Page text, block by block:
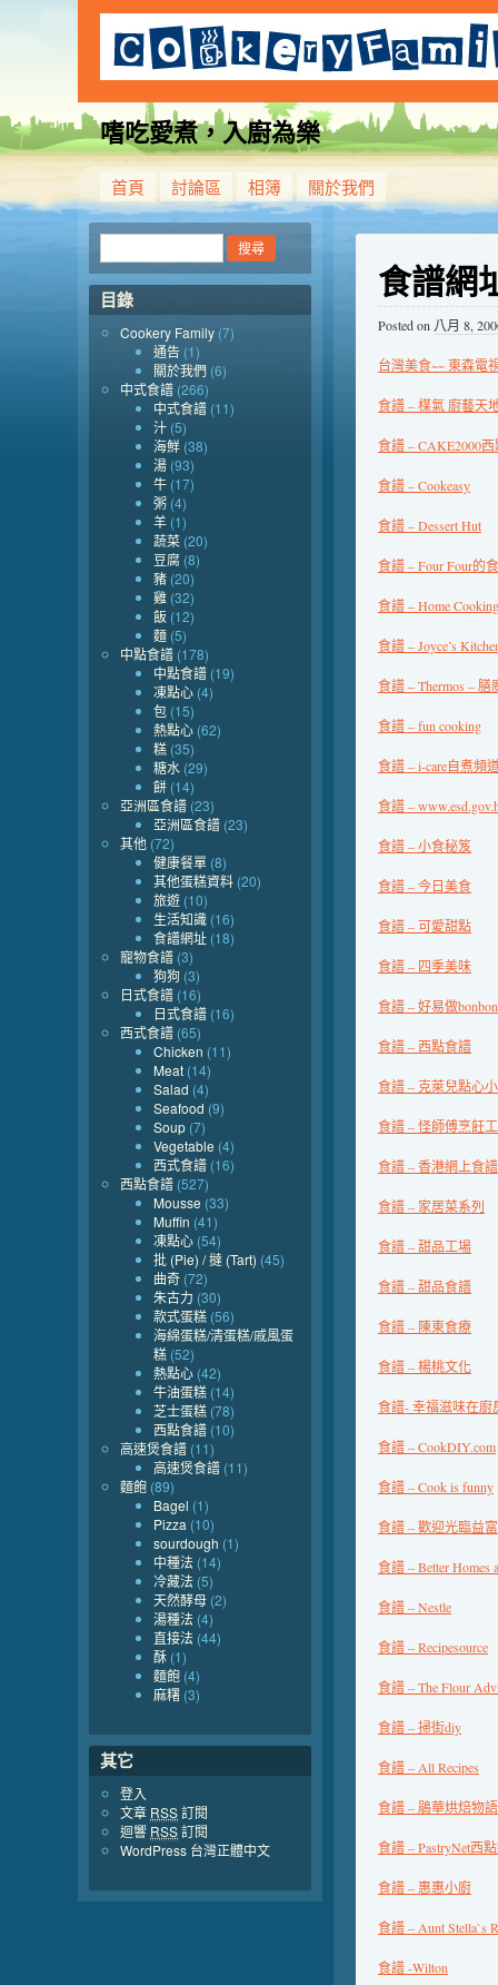
嗜吃愛煮，入廚為樂
首頁 討論區 相簿 關於我們
食譜網
Posted on 八月 8,
台灣美食~~ 東森電
食譜 – 楳氣 廚藝天
食譜 – CAKE2000
食譜 – Cookeasy
食譜 – Dessert Hut
食譜 – Four Four的
食譜 – Home
食譜 – Joyce’s
食譜 – Thermos –
食譜 – fun cooking
食譜 – i-care自煮頻
食譜 –
食譜 – 小食秘笈
食譜 – 今日美食
食譜 – 可愛甜點
食譜 – 四季美味
食譜 – 好易做
食譜 – 西點食譜
食譜 – 克萊兒點心
食譜 – 怪師傅烹飪
食譜 – 香港網上食譜
食譜 – 家居菜系列
食譜 – 甜品工場
食譜 – 甜品食譜
食譜 – 陳東食療
食譜 – 楊桃文化
食譜- 幸福滋味在廚
食譜 – CookDIY.com
食譜 – Cook is funny
食譜 – 歡迎光臨益
食譜 – Better Homes
食譜 – Nestle
食譜 – Recipesource
食譜 – The Flour
食譜 – 掃街diy
食譜 – All Recipes
食譜 – 鵑華烘焙物語
食譜 – PastryNet西
食譜 – 惠惠小廚
食譜 – Aunt Stella`s
食譜 -Wilton
目錄
Cookery Family (7)
通告 (1)
關於我們 (6)
中式食譜 (266)
中式食譜 (11)
汁 (5)
海鮮 (38)
湯 (93)
牛 (17)
粥 (4)
羊 (1)
蔬菜 (20)
豆腐 (8)
豬 (20)
雞 (32)
飯 (12)
麵 (5)
中點食譜 (178)
中點食譜 (19)
凍點心 (4)
包 (15)
熱點心 (62)
糕 (35)
糖水 (29)
餅 (14)
亞洲區食譜 (23)
亞洲區食譜 (23)
其他 (72)
健康餐單 (8)
其他蛋糕資料 (20)
旅遊 (10)
生活知識 (16)
食譜網址 (18)
寵物食譜 (3)
狗狗 (3)
日式食譜 (16)
日式食譜 (16)
西式食譜 (65)
Chicken (11)
Meat (14)
Salad (4)
Seafood (9)
Soup (7)
Vegetable (4)
西式食譜 (16)
西點食譜 (527)
Mousse (33)
Muffin (41)
凍點心 (54)
批 (Pie) / 撻 (Tart) (45)
曲奇 (72)
朱古力 (30)
款式蛋糕 (56)
海綿蛋糕/清蛋糕/戚風蛋
糕 (52)
熱點心 (42)
牛油蛋糕 (14)
芝士蛋糕 (78)
西點食譜 (10)
高速煲食譜 (11)
高速煲食譜 (11)
麵飽 (89)
Bagel (1)
Pizza (10)
sourdough (1)
中種法 (14)
冷藏法 (5)
天然酵母 (2)
湯種法 (4)
直接法 (44)
酥 (1)
麵飽 (4)
麻糬 (3)
其它
登入
文章 RSS訂閱
迴響 RSS訂閱
WordPress 台灣正體中文